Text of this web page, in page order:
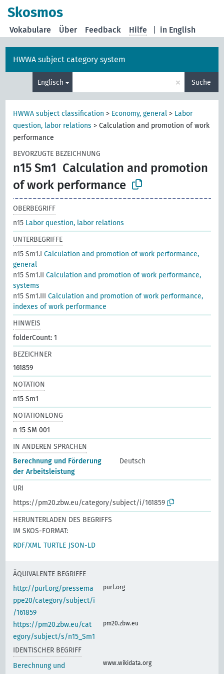
Skosmos
in English
Vokabulare Über Feedback Hilfe
HWWA subject category system
Englisch × Suche
HWWA subject classification > Economy, general > Labor
question, labor relations >Calculation and promotion of work
performance
BEVORZUGTE BEZEICHNUNG
n15 Sm1 Calculation and promotion
of work performance
OBERBEGRIFF
n15 Labor question, labor relations
UNTERBEGRIFFE
n15 Sm1.ICalculation and promotion of work performance,
general
n15 Sm1.IICalculation and promotion of work performance,
systems
n15 Sm1.IIICalculation and promotion of work performance,
indexes of work performance
HINWEIS
folderCount: 1
BEZEICHNER
161859
NOTATION
n15 Sm1
NOTATIONLONG
n 15 SM 001
IN ANDEREN SPRACHEN
Berechnung und Förderung
der Arbeitsleistung
Deutsch
URI
https://pm20.zbw.eu/category/subject/i/161859
HERUNTERLADEN DES BEGRIFFS
IM SKOS-FORMAT:
RDF/XML TURTLE JSON-LD
ÄQUIVALENTE BEGRIFFE
http://purl.org/pressema
ppe20/category/subject/i
/161859
purl.org
https://pm20.zbw.eu/cat
egory/subject/s/n15_Sm1
pm20.zbw.eu
IDENTISCHER BEGRIFF
Berechnung und
www.wikidata.org